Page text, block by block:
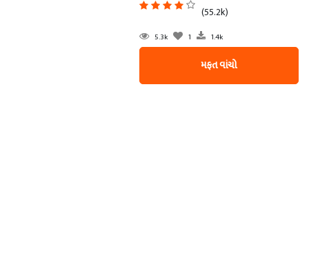
(55.2k)
5.3k 1 1.4k
મફત વાંચો